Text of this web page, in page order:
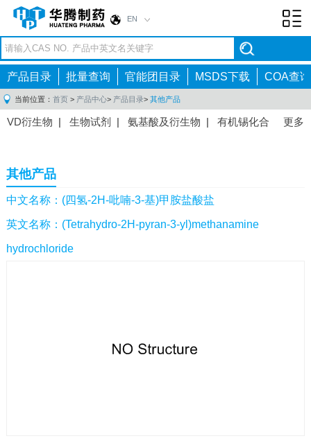
EN
产品目录 批量查询 官能团目录 MSDS下载 COA查询
当前位置： 首页 > 产品中心> 产品目录> 其他产品
更多
VD衍生物 | 生物试剂 | 氨基酸及衍生物 | 有机锡化合
间体|抗高血压药物中间体
感染药物中间体
体 |抗精神病药物中间体| 抗炎药物中间体
药中间体| 其他原料药中间体|
其他产品
中文名称：(四氢-2H-吡喃-3-基)甲胺盐酸盐
英文名称：(Tetrahydro-2H-pyran-3-yl)methanamine
hydrochloride